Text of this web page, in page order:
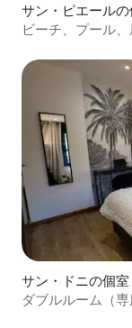
サン・ピエールの
ビーチ、プール
サン・ドニの個室
ダブルルーム（